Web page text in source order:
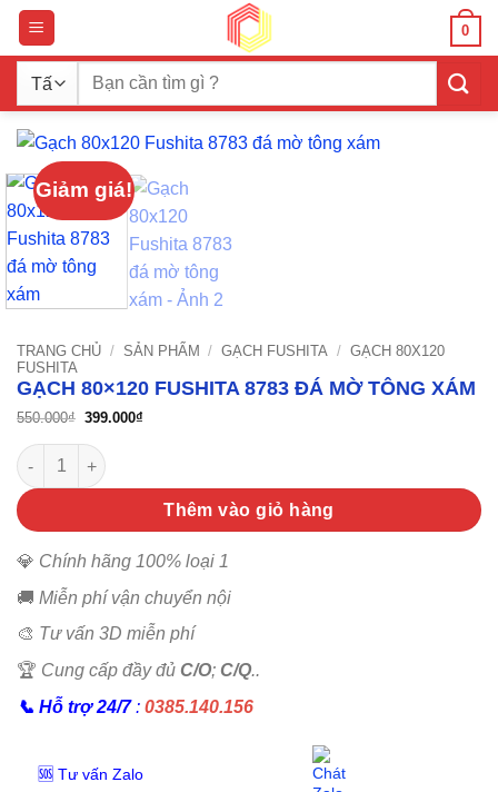
Bỏ
qua
nội
dung
0
Tìm
Giảm giá!
TRANG CHỦ / SẢN PHẨM / GẠCH FUSHITA / GẠCH 80X120
FUSHITA
GẠCH 80×120 FUSHITA 8783 ĐÁ MỜ TÔNG XÁM
550.000₫ Giá
là:
550.000₫.
399.000₫Giá
Gạch 80x120 Fushita 8783 đá mờ tông xám số lượng
Thêm vào giỏ hàng
💎 Chính hãng 100% loại 1
🚚 Miễn phí vận chuyển nội
🎨 Tư vấn 3D miễn phí
🏆 Cung cấp đầy đủ C/O; C/Q..
📞 Hỗ trợ 24/7: 0385.140.156
🆘 Tư vấn Zalo